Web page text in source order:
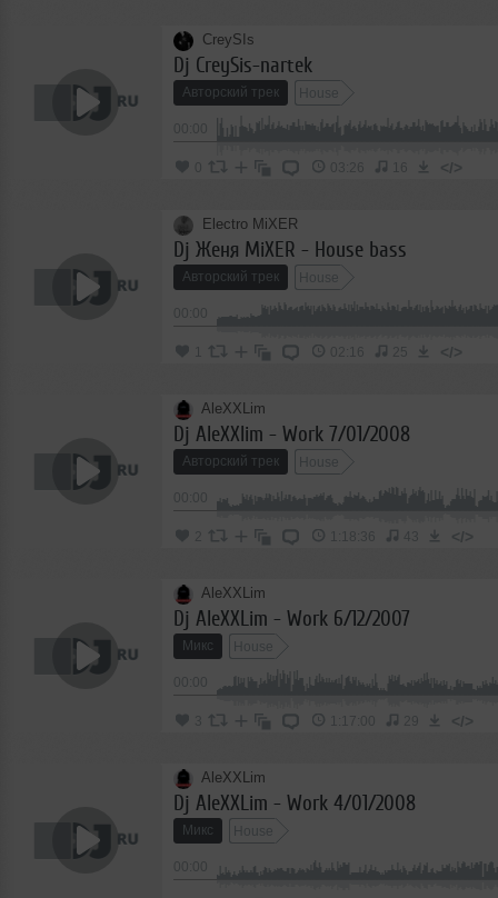
CreySIs
Dj CreySis-nartek
Авторский трек House
03:26 16 </>
Electro MiXER
Dj Женя MiXER - House bass
Авторский трек House
02:16 25 </>
AleXXLim
Dj AleXXlim - Work 7/01/2008
Авторский трек House
2 1:18:36 43 </>
AleXXLim
Dj AleXXLim - Work 6/12/2007
Микс House
3 1:17:00 29 </>
AleXXLim
Dj AleXXLim - Work 4/01/2008
Микс House